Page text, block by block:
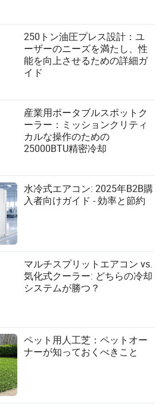
250トン油圧プレス設計：ユ
ーザーのニーズを満たし、性
能を向上させるための詳細ガ
イド
産業用ポータブルスポットク
ーラー：ミッションクリティ
カルな操作のための
25000BTU精密冷却
水冷式エアコン: 2025年B2B購
入者向けガイド - 効率と節約
マルチスプリットエアコン vs.
気化式クーラー: どちらの冷却
システムが勝つ？
ペット用人工芝：ペットオー
ナーが知っておくべきこと